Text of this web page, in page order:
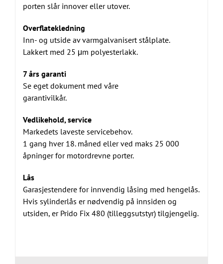
porten slår innover eller utover.
Overflatekledning
Inn- og utside av varmgalvanisert stålplate.
Lakkert med 25 μm polyesterlakk.
7 års garanti
Se eget dokument med våre
garantivilkår.
Vedlikehold, service
Markedets laveste servicebehov.
1 gang hver 18. måned eller ved maks 25 000
åpninger for motordrevne porter.
Lås
Garasjestendere for innvendig låsing med hengelås.
Hvis sylinderlås er nødvendig på innsiden og
utsiden, er Prido Fix 480 (tilleggsutstyr) tilgjengelig.